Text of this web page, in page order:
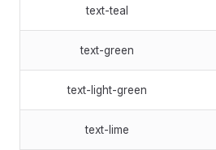
text-teal
text-green
text-light-green
text-lime